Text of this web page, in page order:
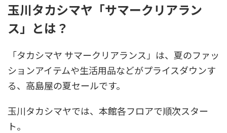
玉川タカシマヤ「サマークリアラン
ス」とは？
「タカシマヤ サマークリアランス」は、夏のファッ
ションアイテムや生活用品などがプライスダウンす
る、高島屋の夏セールです。
玉川タカシマヤでは、本館各フロアで順次スター
ト。